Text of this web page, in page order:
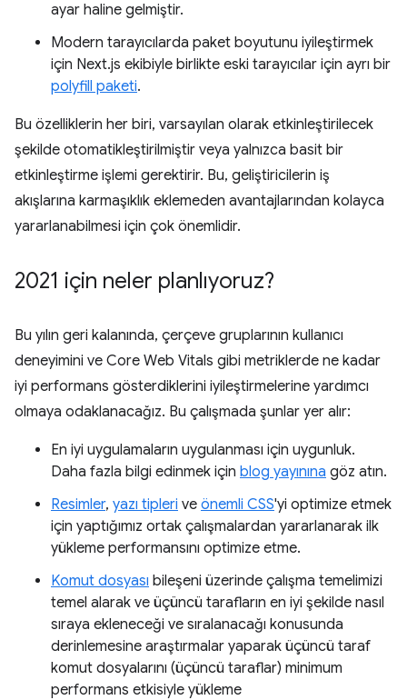
ayar haline gelmiştir.
Modern tarayıcılarda paket boyutunu iyileştirmek
için Next.js ekibiyle birlikte eski tarayıcılar için ayrı bir
polyfill paketi.
Bu özelliklerin her biri, varsayılan olarak etkinleştirilecek
şekilde otomatikleştirilmiştir veya yalnızca basit bir
etkinleştirme işlemi gerektirir. Bu, geliştiricilerin iş
akışlarına karmaşıklık eklemeden avantajlarından kolayca
yararlanabilmesi için çok önemlidir.
2021 için neler planlıyoruz?
Bu yılın geri kalanında, çerçeve gruplarının kullanıcı
deneyimini ve Core Web Vitals gibi metriklerde ne kadar
iyi performans gösterdiklerini iyileştirmelerine yardımcı
olmaya odaklanacağız. Bu çalışmada şunlar yer alır:
En iyi uygulamaların uygulanması için uygunluk.
Daha fazla bilgi edinmek için blog yayınına göz atın.
Resimler, yazı tipleri ve önemli CSS'yi optimize etmek
için yaptığımız ortak çalışmalardan yararlanarak ilk
yükleme performansını optimize etme.
Komut dosyası bileşeni üzerinde çalışma temelimizi
temel alarak ve üçüncü tarafların en iyi şekilde nasıl
sıraya ekleneceği ve sıralanacağı konusunda
derinlemesine araştırmalar yaparak üçüncü taraf
komut dosyalarını (üçüncü taraflar) minimum
performans etkisiyle yükleme